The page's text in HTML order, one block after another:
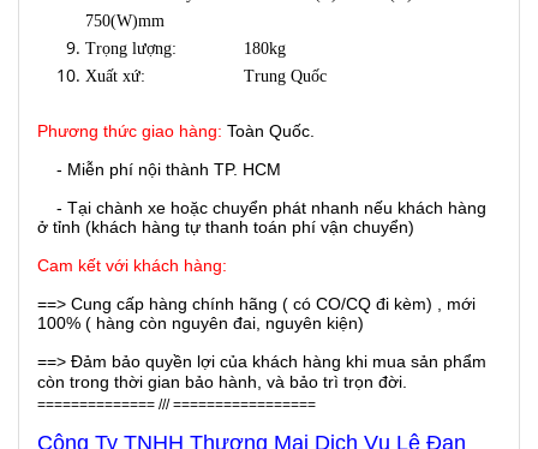
750(W)mm
Trọng lượng:
180kg
Xuất xứ:
Trung Quốc
Phương thức giao hàng: Toàn Quốc.
- Miễn phí nội thành TP. HCM
- Tại chành xe hoặc chuyển phát nhanh nếu khách hàng
ở tỉnh (khách hàng tự thanh toán phí vận chuyển)
Cam kết với khách hàng:
==> Cung cấp hàng chính hãng ( có CO/CQ đi kèm) , mới
100% ( hàng còn nguyên đai, nguyên kiện)
==> Đảm bảo quyền lợi của khách hàng khi mua sản phẩm
còn trong thời gian bảo hành, và bảo trì trọn đời.
============== /// =================
Công Ty TNHH Thương Mại Dịch Vụ Lê Đan